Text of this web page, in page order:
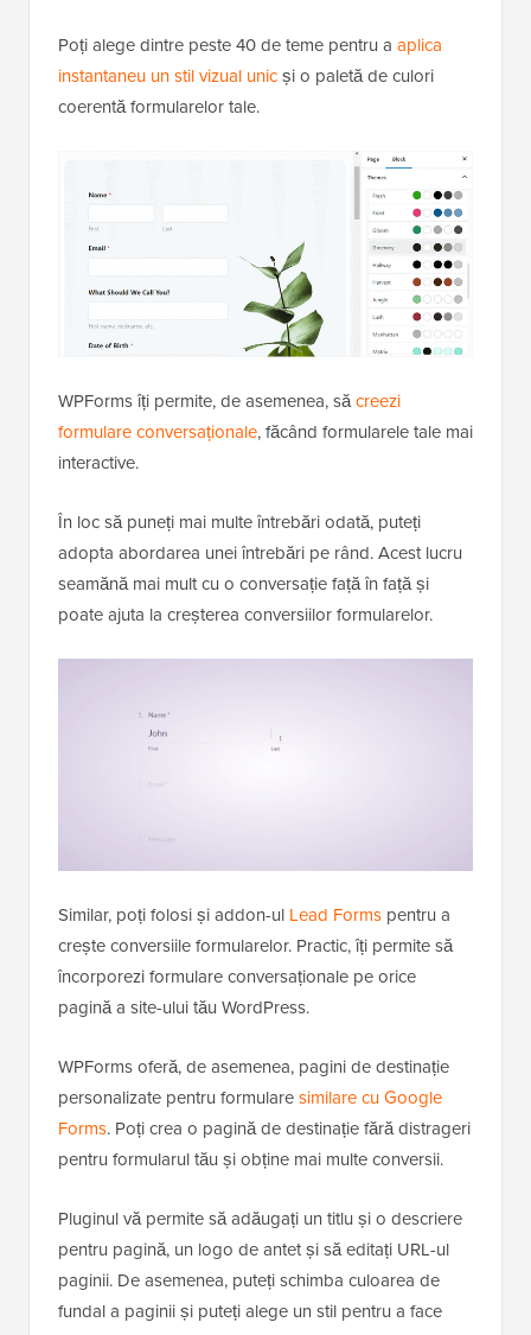
Poți alege dintre peste 40 de teme pentru a aplica
instantaneu un stil vizual unicși o paletă de culori
coerentă formularelor tale.
WPForms îți permite, de asemenea, săcreezi
formulare conversaționale, făcând formularele tale mai
interactive.
În loc să puneți mai multe întrebări odată, puteți
adopta abordarea unei întrebări pe rând. Acest lucru
seamănă mai mult cu o conversație față în față și
poate ajuta la creșterea conversiilor formularelor.
Similar, poți folosi și addon-ul Lead Forms pentru a
crește conversiile formularelor. Practic, îți permite să
încorporezi formulare conversaționale pe orice
pagină a site-ului tău WordPress.
WPForms oferă, de asemenea, pagini de destinație
personalizate pentru formularesimilare cu Google
Forms. Poți crea o pagină de destinație fără distrageri
pentru formularul tău și obține mai multe conversii.
Pluginul vă permite să adăugați un titlu și o descriere
pentru pagină, un logo de antet și să editați URL-ul
paginii. De asemenea, puteți schimba culoarea de
fundal a paginii și puteți alege un stil pentru a face